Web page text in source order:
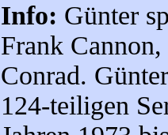
Info: Günter
Frank
Conrad.
124-teiligen